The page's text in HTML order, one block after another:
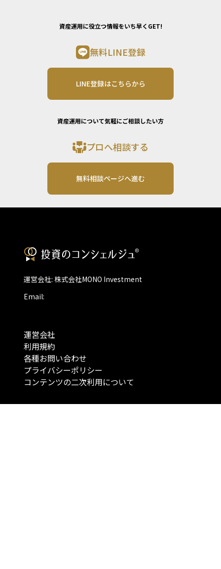
資産運用に役立つ情報をいち早くGET!
無料LINE登録
LINE登録はこちらから
資産運用について気軽にご相談したい方
プロへ相談する
無料相談ページへ進む
運営会社: 株式会社MONO Investment
Email:
運営会社
利用規約
各種お問い合わせ
プライバシーポリシー
コンテンツの二次利用について